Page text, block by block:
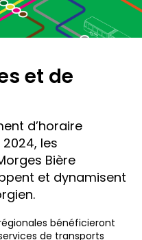
et de
d’horaire
les
Bière
et dynamisent
bénéficieront
de transports